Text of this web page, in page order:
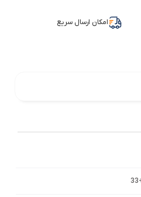
امکان ارسال سریع